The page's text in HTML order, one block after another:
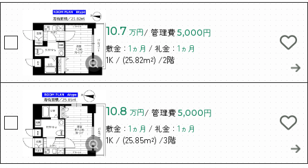
10.7 万円/ 管理費 5,000円
敷金：1ヵ月 / 礼金：1ヵ月
1K / (25.82m²) /2階
10.8 万円/ 管理費 5,000円
敷金：1ヵ月 / 礼金：1ヵ月
1K / (25.85m²) /3階